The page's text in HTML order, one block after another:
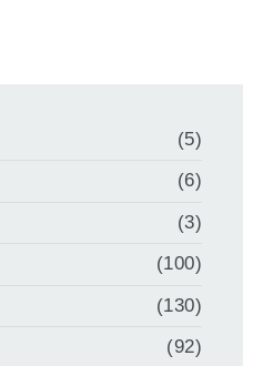
(5)
(6)
(3)
(100)
(130)
(92)